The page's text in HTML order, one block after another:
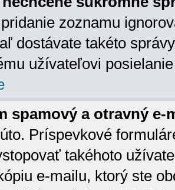
zoznamu
dostávate takéto
užívateľovi
spamový a otravný e-
Príspevkové
takéhoto
e-mailu, ktorý ste